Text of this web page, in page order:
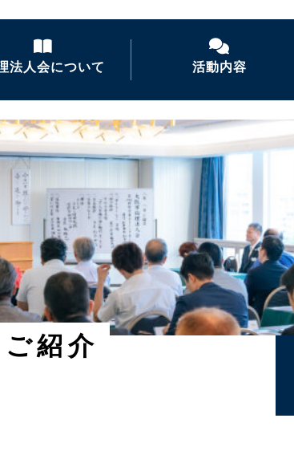
法人会について
法人会とは
を学ぶ
あいさつ
活動内容
経営者モーニングセ
活力朝礼の推進
倫理経営講演会
ナイトセミナー・経営
者の集い
後継者倫理塾
紹介